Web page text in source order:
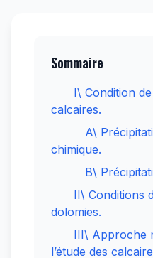
Sommaire
I\ Condition
calcaires.
A\
chimique.
B\
II\ Conditions
dolomies.
III\ Approche
l’étude des